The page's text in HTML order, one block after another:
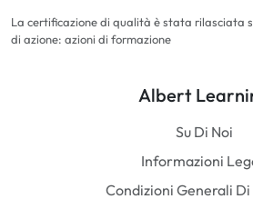
La certificazione di qualità è stata rilasciata
di azione: azioni di formazione
Albert
Su Di Noi
Informazioni
Condizioni Generali